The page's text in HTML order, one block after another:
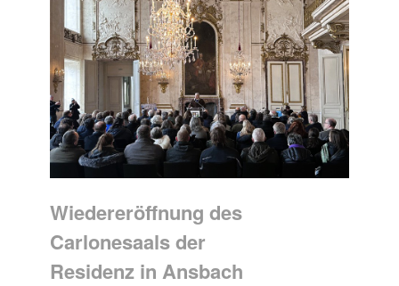
Wiedereröffnung des
Carlonesaals der
Residenz in Ansbach